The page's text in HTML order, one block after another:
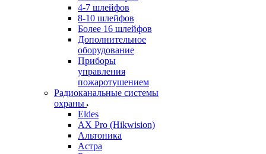
4-7 шлейфов
8-10 шлейфов
Более 16 шлейфов
Дополнительное
оборудование
Приборы
управления
пожаротушением
Радиоканальные системы
охраны
Eldes
AX Pro (Hikwision)
Альтоника
Астра